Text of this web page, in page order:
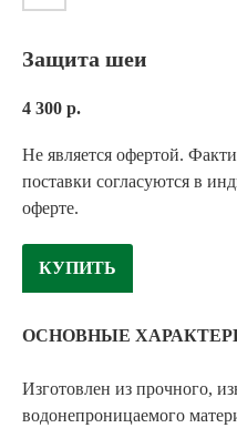
Защита шеи
4 300 р.
Не является офертой.
поставки согласуются в
оферте.
КУПИТЬ
ОСНОВНЫЕ
Изготовлен из прочного,
водонепроницаемого